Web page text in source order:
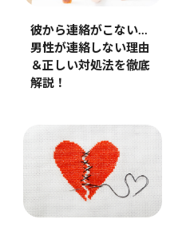
彼から連絡がこない…
男性が連絡しない理由
＆正しい対処法を徹底
解説！